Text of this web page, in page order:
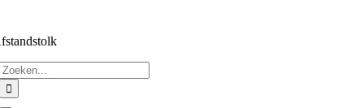
inhoud